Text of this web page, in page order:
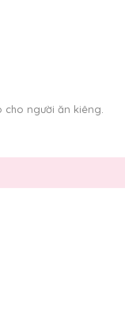
người ăn kiêng.